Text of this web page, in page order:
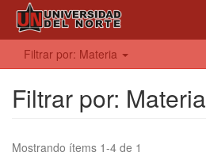
Filtrar por: Materia
Filtrar por: Materia
Mostrando ítems 1-4 de 1